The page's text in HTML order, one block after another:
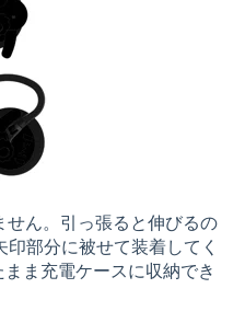
せん。引っ張ると伸びるの
部分に被せて装着してく
ま充電ケースに収納でき